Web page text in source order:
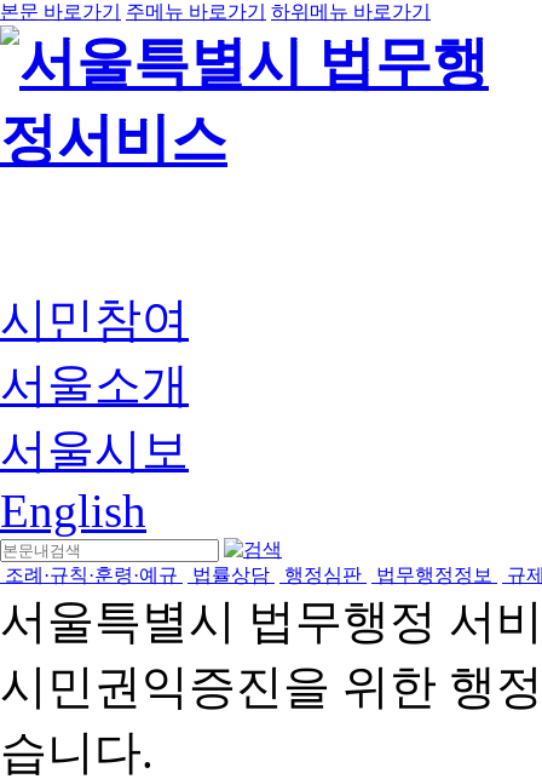
본문 바로가기 주메뉴 바로가기 하위메뉴 바로가기
시민참여
서울소개
서울시보
English
조례·규칙·훈령·예규 법률상담 행정심판 법무행정정보 규
서울특별시 법무행정 서
시민권익증진을 위한 행
습니다.